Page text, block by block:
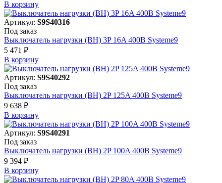
В корзинy
Артикул: S9S40316
Под заказ
Выключатель нагрузки (ВН) 3P 16A 400В Systeme9
5 471 ₽
В корзинy
Артикул: S9S40292
Под заказ
Выключатель нагрузки (ВН) 2P 125A 400В Systeme9
9 638 ₽
В корзинy
Артикул: S9S40291
Под заказ
Выключатель нагрузки (ВН) 2P 100A 400В Systeme9
9 394 ₽
В корзинy